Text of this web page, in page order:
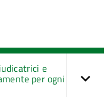
e
per ogni